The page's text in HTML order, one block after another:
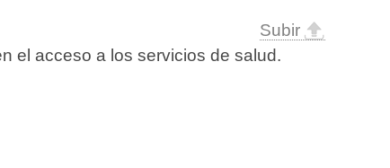
Subir
el acceso a los servicios de salud.